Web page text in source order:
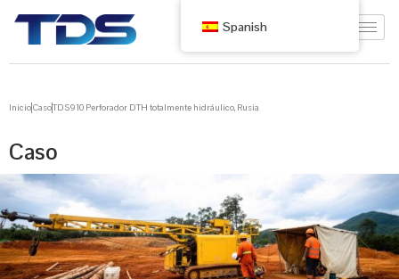
InicioCasoTDS910 Perforador DTH totalmente hidráulico, Rusia
Caso
Spanish